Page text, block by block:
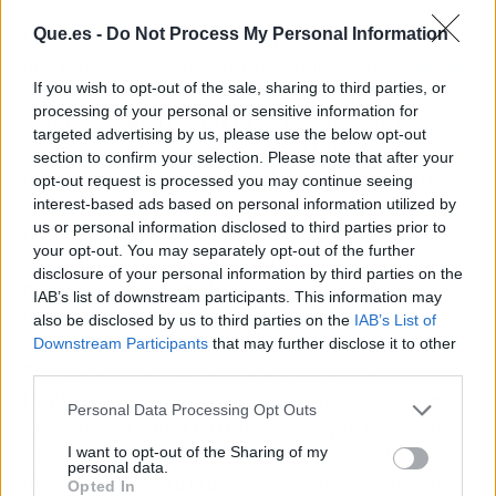
Que.es - Do Not Process My Personal Information
If you wish to opt-out of the sale, sharing to third parties, or
processing of your personal or sensitive information for
targeted advertising by us, please use the below opt-out
section to confirm your selection. Please note that after your
opt-out request is processed you may continue seeing
interest-based ads based on personal information utilized by
us or personal information disclosed to third parties prior to
your opt-out. You may separately opt-out of the further
disclosure of your personal information by third parties on the
IAB’s list of downstream participants. This information may
also be disclosed by us to third parties on the IAB’s List of
Downstream Participants that may further disclose it to other
Personal Data Processing Opt Outs
I want to opt-out of the Sharing of my
personal data.
Opted In
La historia deGonzalo Garcíatiene todos los
En cuestión de semanas pasó del filial al primer
equipo del Real Madrid, y lejos de sentirse
intimidado, deslumbró.Xabi Alonso, quien
buscaba un revulsivo que le diera soluciones
en los tramos finales, encontró en casa una
respuesta inesperada. Pero lo que parecía una
ayuda puntual se transformó en algo mucho
más grande.Gonzaloterminó ganándose un
lugar entre los titulares.
Su gol de vaselina y el cabezazo ante el
Pachuca
dejaron claro que tiene talento, y su
tiene visión y generosidad en el juego. La
directiva del